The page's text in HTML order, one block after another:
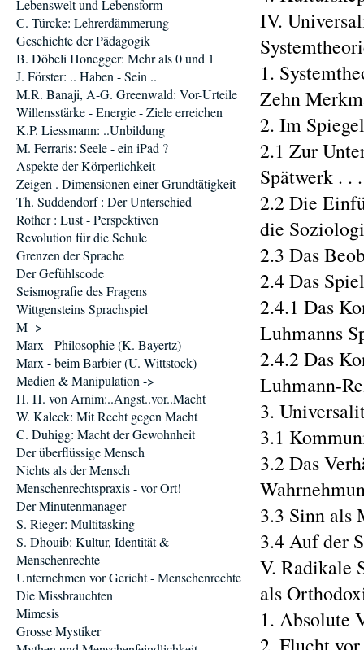
IV.
1.
Zehn
2. Im
2.1 Zur
Spätwerk . .
2.2 Die
die
2.3 Das
2.4 Das
2.4.1 Das
Luhmanns
2.4.2 Das
Luhmann-
3.
3.1
3.2 Das
3.3 Sinn als
3.4 Auf der
V. Radikale
als
1. Absolute
Lebenswelt und Lebensform
C. Türcke: Lehrerdämmerung
Geschichte der Pädagogik
B. Döbeli Honegger: Mehr als 0 und 1
J. Förster: .. Haben - Sein ..
M.R. Banaji, A-G. Greenwald: Vor-Urteile
Willensstärke - Energie - Ziele erreichen
K.P. Liessmann: ..Unbildung
M. Ferraris: Seele - ein iPad ?
Aspekte der Körperlichkeit
Zeigen . Dimensionen einer Grundtätigkeit
Th. Suddendorf : Der Unterschied
Rother : Lust - Perspektiven
Revolution für die Schule
Grenzen der Sprache
Der Gefühlscode
Seismografie des Fragens
Wittgensteins Sprachspiel
M ->
Marx - Philosophie (K. Bayertz)
Marx - beim Barbier (U. Wittstock)
Medien & Manipulation ->
H. H. von Arnim:..Angst..vor..Macht
W. Kaleck: Mit Recht gegen Macht
C. Duhigg: Macht der Gewohnheit
Der überflüssige Mensch
Nichts als der Mensch
Menschenrechtspraxis - vor Ort!
Der Minutenmanager
S. Rieger: Multitasking
S. Dhouib: Kultur, Identität &
Menschenrechte
Unternehmen vor Gericht - Menschenrechte
Die Missbrauchten
Mimesis
Grosse Mystiker